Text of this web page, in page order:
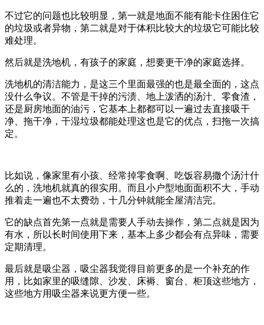
不过它的问题也比较明显，第一就是地面不能有能卡住困住它
的垃圾或者异物，第二就是对于体积比较大的垃圾它可能比较
难处理。
然后就是洗地机，有孩子的家庭，想要更干净的家庭选择。
洗地机的清洁能力，是这三个里面最强的也是最全面的，这点
没什么争议。不管是干掉的污渍、地上泼洒的汤汁、零食渣，
还是厨房地面的油污，它基本上都都可以一遍过去直接吸干
净、拖干净，干湿垃圾都能处理这也是它的优点，扫拖一次搞
定。
比如说，像家里有小孩、经常掉零食啊、吃饭容易撒个汤汁什
么的，洗地机就真的很实用。而且小户型地面面积不大，手动
推着走一遍也不太费劲，十几分钟就能全屋清洁完。
它的缺点首先第一点就是需要人手动去操作，第二点就是因为
有水，所以长时间使用下来，基本上多少都会有点异味，需要
定期清理。
最后就是吸尘器，吸尘器我觉得目前更多的是一个补充的作
用，比如家里的吸缝隙、沙发、床褥、窗台、柜顶这些地方，
这些地方用吸尘器来说更方便一些。